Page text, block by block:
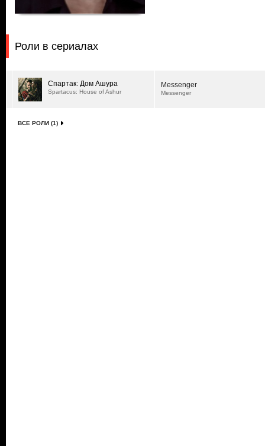
Роли в сериалах
Спартак: Дом Ашура
Spartacus: House of Ashur
Messenger
Messenger
ВСЕ РОЛИ (1)